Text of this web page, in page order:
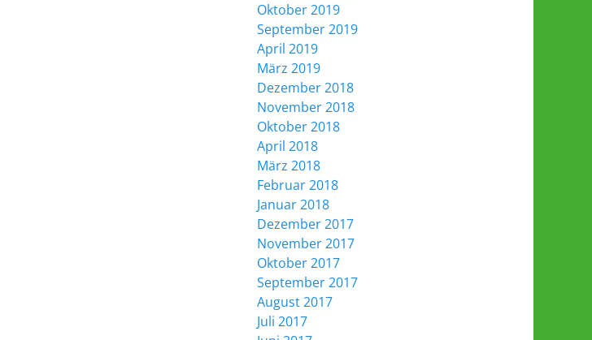
Oktober 2019
September 2019
April 2019
März 2019
Dezember 2018
November 2018
Oktober 2018
April 2018
März 2018
Februar 2018
Januar 2018
Dezember 2017
November 2017
Oktober 2017
September 2017
August 2017
Juli 2017